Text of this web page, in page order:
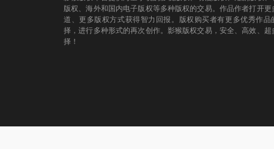
版权、海外和国内电子版权等多种版权的交易。作品作者打开更
道、更多版权方式获得智力回报。版权购买者有更多优秀作品
择，进行多种形式的再次创作。影猴版权交易，安全、高效、超
择！